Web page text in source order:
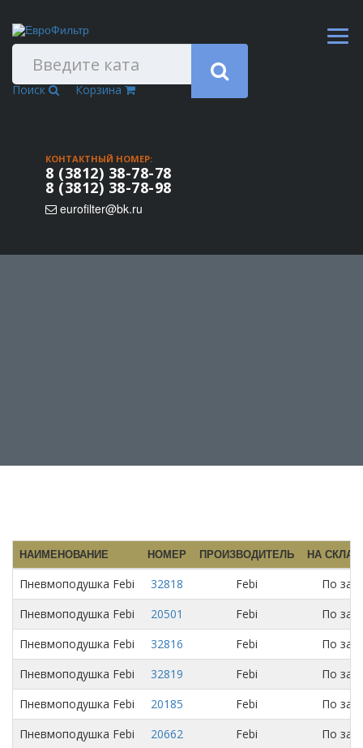
Поиск Корзина
КОНТАКТНЫЙ НОМЕР:
8 (3812) 38-78-78
8 (3812) 38-78-98
eurofilter@bk.ru
НАИМЕНОВАНИЕ НОМЕР ПРОИЗВОДИТЕЛЬ НА
Пневмоподушка Febi 32818 Febi
По
Пневмоподушка Febi
20501 Febi
По
Пневмоподушка Febi
32816 Febi
По
Пневмоподушка Febi
32819 Febi
По
Пневмоподушка Febi
20185 Febi
По
Пневмоподушка Febi
20662 Febi
По